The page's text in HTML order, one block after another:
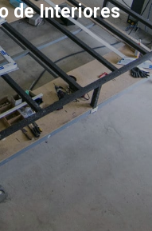
de Interiores